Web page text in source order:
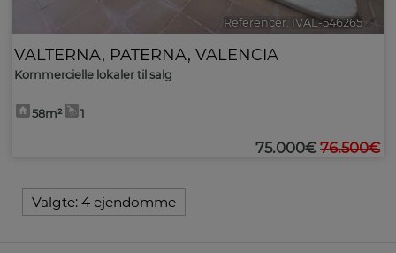
Referencer. IVAL-546265 🔗
VALTERNA, PATERNA, VALENCIA
Kommercielle lokaler til salg
58m² 1
75.000€ 76.500€
Valgte: 4 ejendomme